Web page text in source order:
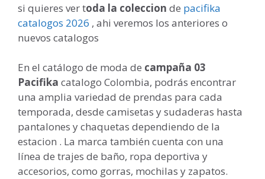
si quieres ver toda la coleccion de pacifika
catalogos 2026 , ahi veremos los anteriores o
nuevos catalogos
En el catálogo de moda de campaña 03
Pacifika catalogo Colombia, podrás encontrar
una amplia variedad de prendas para cada
temporada, desde camisetas y sudaderas hasta
pantalones y chaquetas dependiendo de la
estacion . La marca también cuenta con una
línea de trajes de baño, ropa deportiva y
accesorios, como gorras, mochilas y zapatos.